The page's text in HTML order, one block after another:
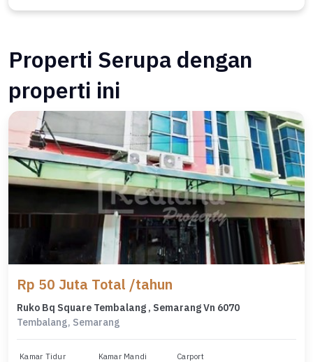
Properti Serupa dengan
properti ini
Rp 50 Juta Total /tahun
Ruko Bq Square Tembalang , Semarang Vn 6070
Tembalang, Semarang
Kamar Tidur Kamar Mandi Carport